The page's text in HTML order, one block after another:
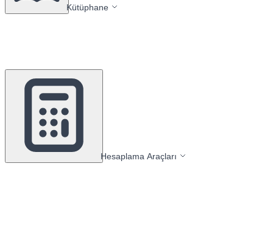
Kütüphane
Hesaplama Araçları